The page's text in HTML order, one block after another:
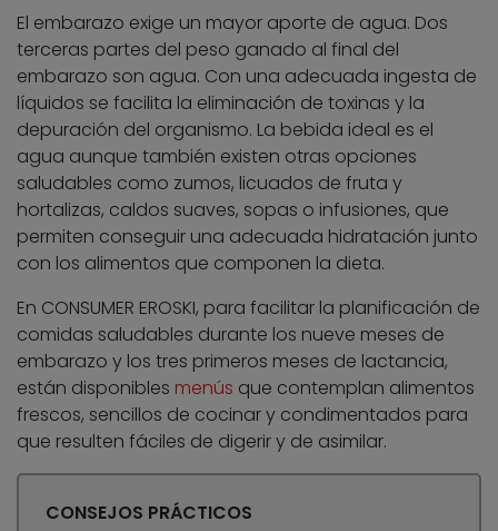
El embarazo exige un mayor aporte de agua. Dos
terceras partes del peso ganado al final del
embarazo son agua. Con una adecuada ingesta de
líquidos se facilita la eliminación de toxinas y la
depuración del organismo. La bebida ideal es el
agua aunque también existen otras opciones
saludables como zumos, licuados de fruta y
hortalizas, caldos suaves, sopas o infusiones, que
permiten conseguir una adecuada hidratación junto
con los alimentos que componen la dieta.
En CONSUMER EROSKI, para facilitar la planificación de
comidas saludables durante los nueve meses de
embarazo y los tres primeros meses de lactancia,
están disponibles menús que contemplan alimentos
frescos, sencillos de cocinar y condimentados para
que resulten fáciles de digerir y de asimilar.
CONSEJOS PRÁCTICOS